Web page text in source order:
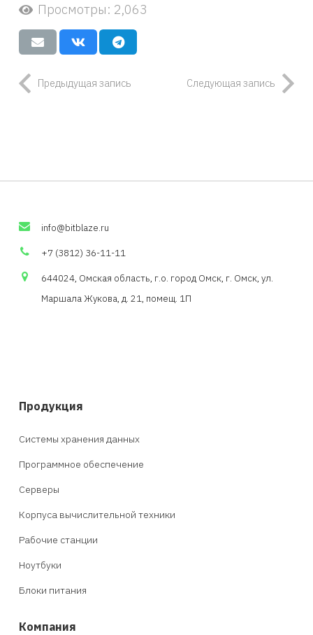
Просмотры: 2,063
Предыдущая запись Следующая запись
info@bitblaze.ru
+7 (3812) 36-11-11
644024, Омская область, г.о. город Омск, г. Омск, ул.
Маршала Жукова, д. 21, помещ. 1П
Продукция
Системы хранения данных
Программное обеспечение
Серверы
Корпуса вычислительной техники
Рабочие станции
Ноутбуки
Блоки питания
Компания